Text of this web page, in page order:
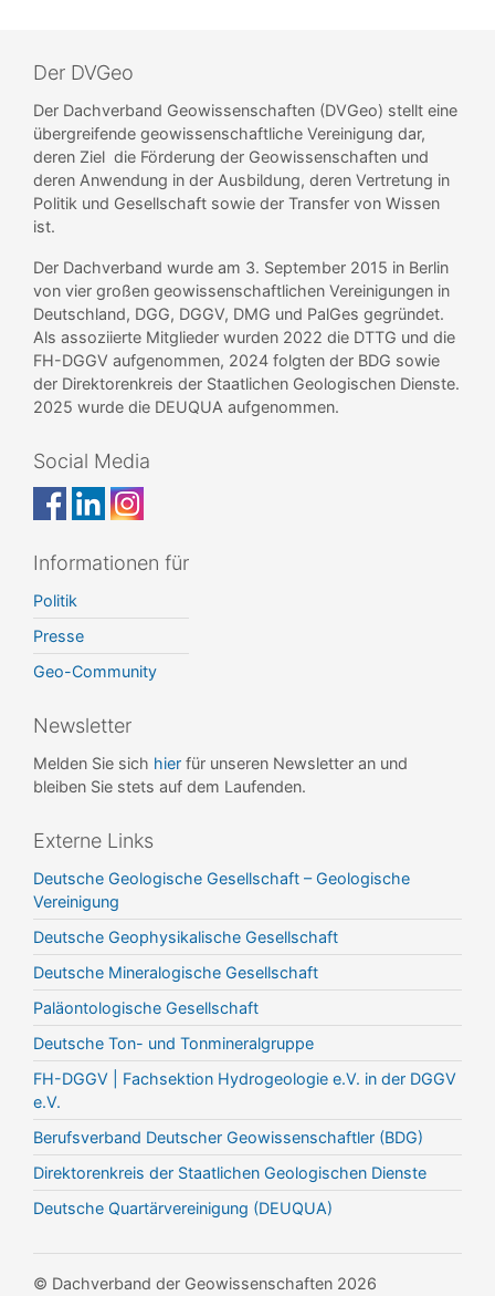
Der DVGeo
Der Dachverband Geowissenschaften (DVGeo) stellt eine
übergreifende geowissenschaftliche Vereinigung dar,
deren Ziel die Förderung der Geowissenschaften und
deren Anwendung in der Ausbildung, deren Vertretung in
Politik und Gesellschaft sowie der Transfer von Wissen
ist.
Der Dachverband wurde am 3. September 2015 in Berlin
von vier großen geowissenschaftlichen Vereinigungen in
Deutschland, DGG, DGGV, DMG und PalGes gegründet.
Als assoziierte Mitglieder wurden 2022 die DTTG und die
FH-DGGV aufgenommen, 2024 folgten der BDG sowie
der Direktorenkreis der Staatlichen Geologischen Dienste.
2025 wurde die DEUQUA aufgenommen.
Social Media
Informationen für
Politik
Presse
Geo-Community
Newsletter
Melden Sie sich hier für unseren Newsletter an und
bleiben Sie stets auf dem Laufenden.
Externe Links
Deutsche Geologische Gesellschaft – Geologische
Vereinigung
Deutsche Geophysikalische Gesellschaft
Deutsche Mineralogische Gesellschaft
Paläontologische Gesellschaft
Deutsche Ton- und Tonmineralgruppe
FH-DGGV | Fachsektion Hydrogeologie e.V. in der DGGV
e.V.
Berufsverband Deutscher Geowissenschaftler (BDG)
Direktorenkreis der Staatlichen Geologischen Dienste
Deutsche Quartärvereinigung (DEUQUA)
© Dachverband der Geowissenschaften 2026